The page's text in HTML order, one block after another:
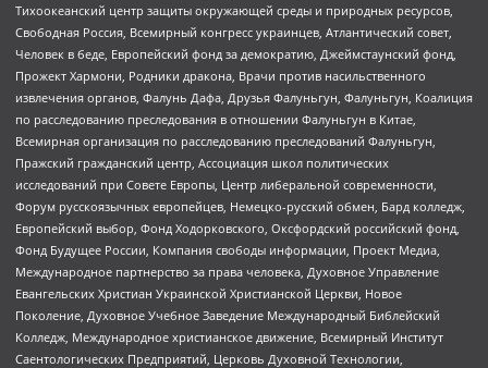
Тихоокеанский центр защиты окружающей среды и природных ресурсов,
Свободная Россия, Всемирный конгресс украинцев, Атлантический совет,
Человек в беде, Европейский фонд за демократию, Джеймстаунский фонд,
Прожект Хармони, Родники дракона, Врачи против насильственного
извлечения органов, Фалунь Дафа, Друзья Фалуньгун, Фалуньгун, Коалиция
по расследованию преследования в отношении Фалуньгун в Китае,
Всемирная организация по расследованию преследований Фалуньгун,
Пражский гражданский центр, Ассоциация школ политических
исследований при Совете Европы, Центр либеральной современности,
Форум русскоязычных европейцев, Немецко-русский обмен, Бард колледж,
Европейский выбор, Фонд Ходорковского, Оксфордский российский фонд,
Фонд Будущее России, Компания свободы информации, Проект Медиа,
Международное партнерство за права человека, Духовное Управление
Евангельских Христиан Украинской Христианской Церкви, Новое
Поколение, Духовное Учебное Заведение Международный Библейский
Колледж, Международное христианское движение, Всемирный Институт
Саентологических Предприятий, Церковь Духовной Технологии,